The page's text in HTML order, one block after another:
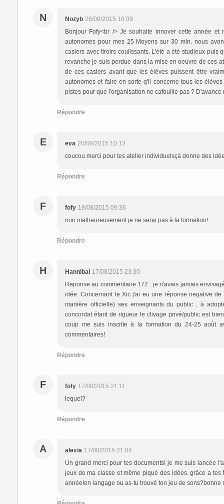
N Nozyb 26/08/2015 18:09
Bonjour Fofy<br /> Je souhaite innover cette année
autonomes pour mes 25 Moyens sur 30 min. nous
casiers avec tiroirs coulissants. L'été a été studieux puis
revanche je suis perdue dans la mise en oeuvre de ces
de ces casiers avant que les élèves puissent être
autonomes et faire en sorte q'il concerne tous les
pistes pour que l'organisation ne cafouille pas ? D'avance
Répondre
E eva 20/08/2015 10:13
coucou merci pour tes atelier individuelsçà donne des
Répondre
F fofy 18/08/2015 09:36
non malheureusement je ne serai pas à la formation!
Répondre
H Hannibal 17/08/2015 23:30
Reponse au commentaire 172 : je n'avais jamais
idée. Concernant le Xic j'ai eu une réponse negative
manière officielle) ses enseignants du public , à
concordat étant de rigueur le clivage privé/public est
coup me suis inscrite à la formation du 24-25 août
commentaires!
Répondre
F fofy 17/08/2015 21:11
lequel?
Répondre
A alexia 17/08/2015 21:04
Un grand merci pour tes documents! je me suis lancée
jeux de ma classe et même piqué des idées. grâce a
année!en langage ou as-tu trouvé ton jeu de sons?bonne